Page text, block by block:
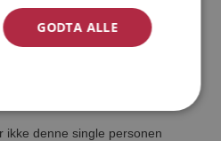
nå!
ikke denne single personen
GODTA ALLE